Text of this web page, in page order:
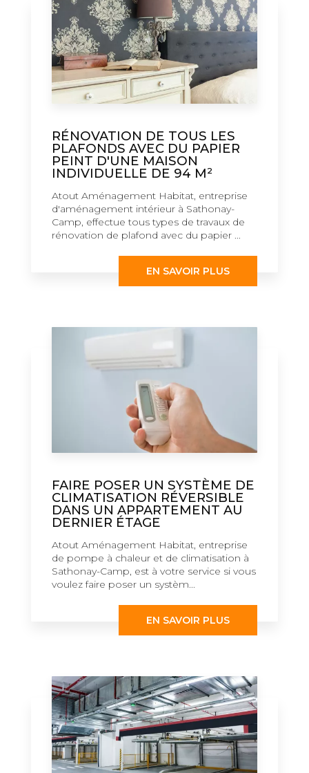
RÉNOVATION DE TOUS LES
PLAFONDS AVEC DU PAPIER
PEINT D'UNE MAISON
INDIVIDUELLE DE 94 M²
Atout Aménagement Habitat, entreprise
d'aménagement intérieur à Sathonay-
Camp, effectue tous types de travaux de
rénovation de plafond avec du papier ...
EN SAVOIR PLUS
FAIRE POSER UN SYSTÈME DE
CLIMATISATION RÉVERSIBLE
DANS UN APPARTEMENT AU
DERNIER ÉTAGE
Atout Aménagement Habitat, entreprise
de pompe à chaleur et de climatisation à
Sathonay-Camp, est à votre service si vous
voulez faire poser un systèm...
EN SAVOIR PLUS